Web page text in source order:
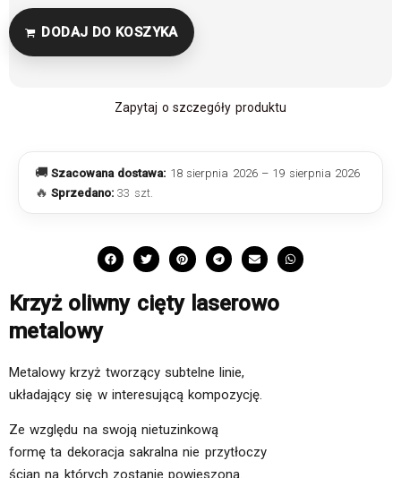
DODAJ DO KOSZYKA
Zapytaj o szczegóły produktu
🚚 Szacowana dostawa: 18 sierpnia 2026 – 19 sierpnia 2026
🔥 Sprzedano: 33 szt.
Krzyż oliwny cięty laserowo
metalowy
Metalowy krzyż tworzący subtelne linie,
układający się w interesującą kompozycję.
Ze względu na swoją nietuzinkową
formę ta dekoracja sakralna nie przytłoczy
ścian na których zostanie powieszona.